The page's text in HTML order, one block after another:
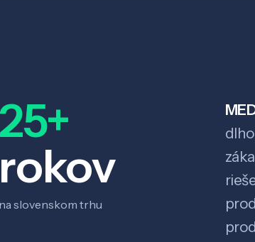
25+
rokov
na slovenskom trhu